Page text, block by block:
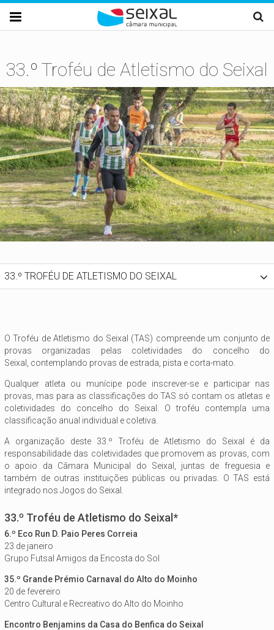
Passar para o conteúdo principal

33.º Troféu de Atletismo do Seixal
33.º TROFÉU DE ATLETISMO DO SEIXAL
O Troféu de Atletismo do Seixal (TAS) compreende um conjunto de
provas organizadas pelas coletividades do concelho do
Seixal, contemplando provas de estrada, pista e corta-mato.
Qualquer atleta ou munícipe pode inscrever-se e participar nas
provas, mas para as classificações do TAS só contam os atletas e
coletividades do concelho do Seixal. O troféu contempla uma
classificação anual individual e coletiva.
A organização deste 33.º Troféu de Atletismo do Seixal é da
responsabilidade das coletividades que promovem as provas, com
o apoio da Câmara Municipal do Seixal, juntas de freguesia e
também de outras instituições públicas ou privadas. O TAS está
integrado nos Jogos do Seixal.
33.º Troféu de Atletismo do Seixal*
6.º Eco Run D. Paio Peres Correia
23 de janeiro
Grupo Futsal Amigos da Encosta do Sol
35.º Grande Prémio Carnaval do Alto do Moinho
20 de fevereiro
Centro Cultural e Recreativo do Alto do Moinho
Encontro Benjamins da Casa do Benfica do Seixal